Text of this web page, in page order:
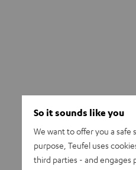
T 10 WOOFER PANELS
Abmessungen
So it sounds like you
We want to offer you a
purpose, Teufel uses
third parties - and engages